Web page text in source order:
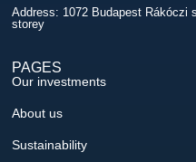
Address: 1072 Budapest Rákóczi
storey
PAGES
Our investments
About us
Sustainability